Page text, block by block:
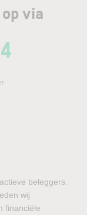
via
beleggers.
wij
financiële